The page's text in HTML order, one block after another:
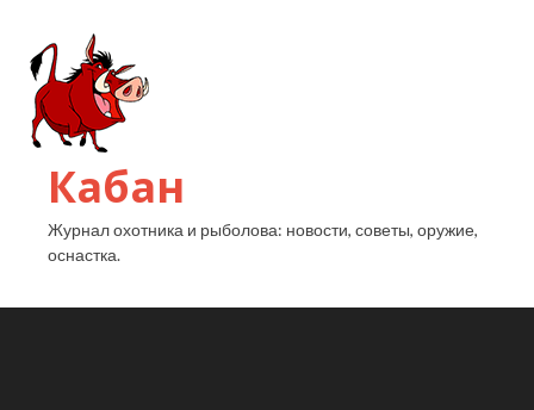
Кабан
Журнал охотника и рыболова: новости, советы, оружие,
оснастка.